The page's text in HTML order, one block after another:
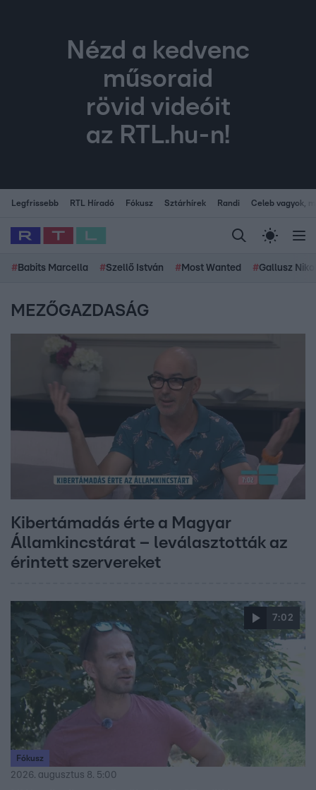
Nézd a kedvenc
műsoraid
rövid videóit
az RTL.hu-n!
Legfrissebb RTL Híradó Fókusz Sztárhírek Randi Celeb vagyok,
# Babits Marcella #Szellő István # Most Wanted #Gallusz
MEZŐGAZDASÁG
Kibertámadás érte a Magyar
Államkincstárat – leválasztották az
érintett szervereket
7:02
Fókusz
2026. augusztus 8. 5:00